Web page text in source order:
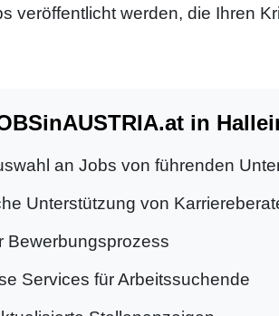
veröffentlicht werden, die Ihren
in
an Jobs von führenden
Unterstützung von
Bewerbungsprozess
Services für Arbeitssuchende